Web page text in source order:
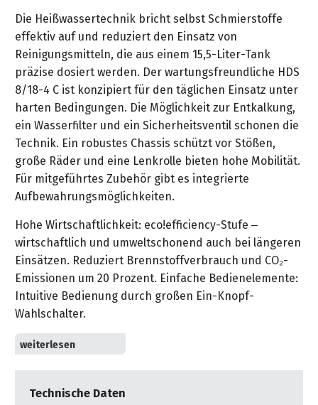
Kataloge
&
Prospekte
Videos
Die Heißwassertechnik bricht selbst Schmierstoffe
effektiv auf und reduziert den Einsatz von
Reinigungsmitteln, die aus einem 15,5-Liter-Tank
präzise dosiert werden. Der wartungsfreundliche HDS
8/18-4 C ist konzipiert für den täglichen Einsatz unter
harten Bedingungen. Die Möglichkeit zur Entkalkung,
ein Wasserfilter und ein Sicherheitsventil schonen die
Technik. Ein robustes Chassis schützt vor Stößen,
große Räder und eine Lenkrolle bieten hohe Mobilität.
Für mitgeführtes Zubehör gibt es integrierte
Aufbewahrungsmöglichkeiten.
Hohe Wirtschaftlichkeit: eco!efficiency-Stufe –
wirtschaftlich und umweltschonend auch bei längeren
Einsätzen. Reduziert Brennstoffverbrauch und CO₂-
Emissionen um 20 Prozent. Einfache Bedienelemente:
Intuitive Bedienung durch großen Ein-Knopf-
Wahlschalter.
Umfangreiches Zubehör mit EASY!Lock: EASY!Force
Advanced für ermüdungsfreies Arbeiten ohne
Control-Regler zwischen Lanze und Pistole einstellbar.
Technische Daten